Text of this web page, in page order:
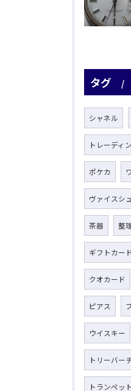
タグ
シャネル
トレーディ
ポケカ
ヴァイスシ
茶器 整
ギフトカード
クオカード
ピアス
ウイスキー
トリーバー
トランペット